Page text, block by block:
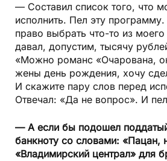
— Составил список того, что
исполнить. Пел эту
право выбрать что-то из моего
давал, допустим, тысячу
«Можно романс «Очарована,
жены день рождения, хочу
И скажите пару слов перед
Отвечал: «Да не вопрос». И
— А если бы подошел
банкноту со словами: «Пацан,
«Владимирский централ» для